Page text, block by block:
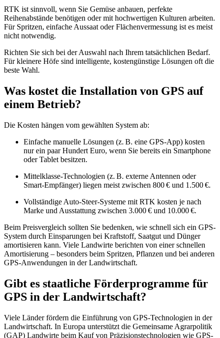
RTK ist sinnvoll, wenn Sie Gemüse anbauen, perfekte
Reihenabstände benötigen oder mit hochwertigen Kulturen arbeiten.
Für Spritzen, einfache Aussaat oder Flächenvermessung ist es meist
nicht notwendig.
Richten Sie sich bei der Auswahl nach Ihrem tatsächlichen Bedarf.
Für kleinere Höfe sind intelligente, kostengünstige Lösungen oft die
beste Wahl.
Was kostet die Installation von GPS auf
einem Betrieb?
Die Kosten hängen vom gewählten System ab:
Einfache manuelle Lösungen (z. B. eine GPS-App) kosten
nur ein paar Hundert Euro, wenn Sie bereits ein Smartphone
oder Tablet besitzen.
Mittelklasse-Technologien (z. B. externe Antennen oder
Smart-Empfänger) liegen meist zwischen 800 € und 1.500 €.
Vollständige Auto-Steer-Systeme mit RTK kosten je nach
Marke und Ausstattung zwischen 3.000 € und 10.000 €.
Beim Preisvergleich sollten Sie bedenken, wie schnell sich ein GPS-
System durch Einsparungen bei Kraftstoff, Saatgut und Dünger
amortisieren kann. Viele Landwirte berichten von einer schnellen
Amortisierung – besonders beim Spritzen, Pflanzen und bei anderen
GPS-Anwendungen in der Landwirtschaft.
Gibt es staatliche Förderprogramme für
GPS in der Landwirtschaft?
Viele Länder fördern die Einführung von GPS-Technologien in der
Landwirtschaft. In Europa unterstützt die Gemeinsame Agrarpolitik
(GAP) Landwirte beim Kauf von Präzisionstechnologien wie GPS-